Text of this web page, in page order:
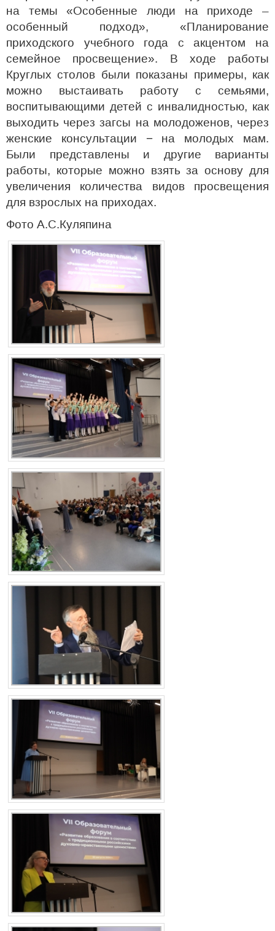
на темы «Особенные люди на приходе –
особенный подход», «Планирование
приходского учебного года с акцентом на
семейное просвещение». В ходе работы
Круглых столов были показаны примеры, как
можно выстаивать работу с семьями,
воспитывающими детей с инвалидностью, как
выходить через загсы на молодоженов, через
женские консультации − на молодых мам.
Были представлены и другие варианты
работы, которые можно взять за основу для
увеличения количества видов просвещения
для взрослых на приходах.
Фото А.С.Куляпина